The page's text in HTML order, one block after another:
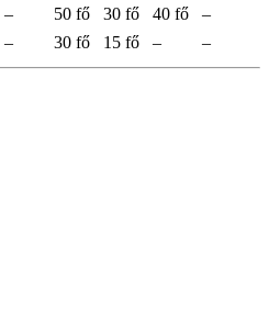
– 50 fő 30 fő 40 fő
–
– 30 fő 15 fő – –